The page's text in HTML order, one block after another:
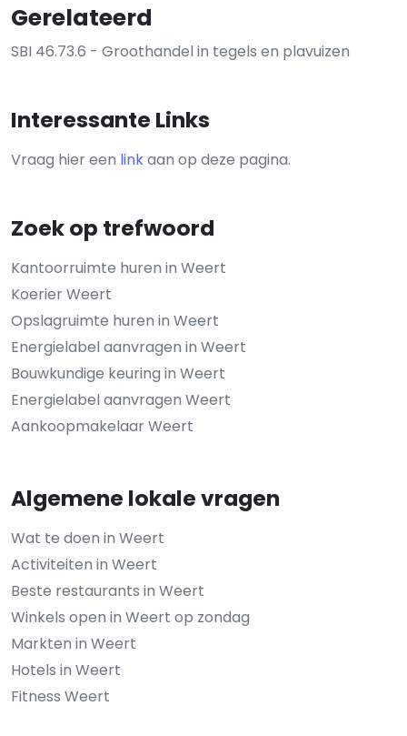
Gerelateerd
SBI 46.73.6 - Groothandel in tegels en plavuizen
Interessante Links
Vraag hier een linkaan op deze pagina.
Zoek op trefwoord
Kantoorruimte huren in Weert
Koerier Weert
Opslagruimte huren in Weert
Energielabel aanvragen in Weert
Bouwkundige keuring in Weert
Energielabel aanvragen Weert
Aankoopmakelaar Weert
Algemene lokale vragen
Wat te doen in Weert
Activiteiten in Weert
Beste restaurants in Weert
Winkels open in Weert op zondag
Markten in Weert
Hotels in Weert
Fitness Weert